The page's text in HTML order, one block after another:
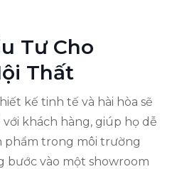
Tư Cho
Thất
kế tinh tế và hài hòa sẽ
khách hàng, giúp họ dễ
phẩm trong môi trường
bước vào một showroom